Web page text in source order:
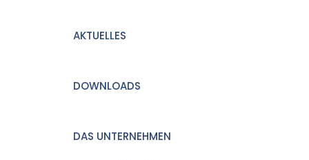
AKTUELLES
DOWNLOADS
DAS UNTERNEHMEN